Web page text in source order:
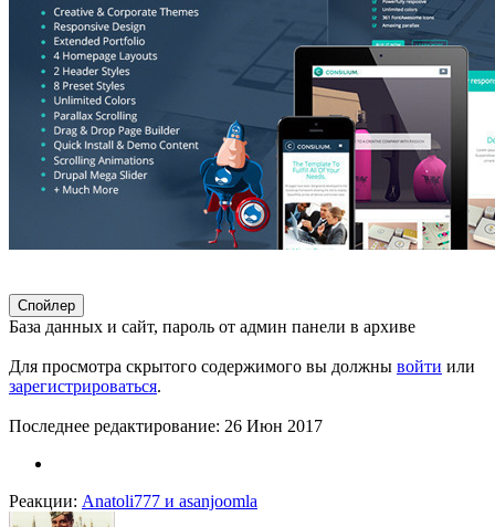
Спойлер
База данных и сайт, пароль от админ панели в архиве
Для просмотра скрытого содержимого вы должны войти или
зарегистрироваться.
Последнее редактирование: 26 Июн 2017
Реакции: Anatoli777 и asanjoomla